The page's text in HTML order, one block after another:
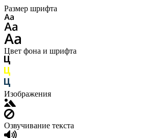
Размер шрифта
Цвет фона и шрифта
Изображения
Озвучивание текста